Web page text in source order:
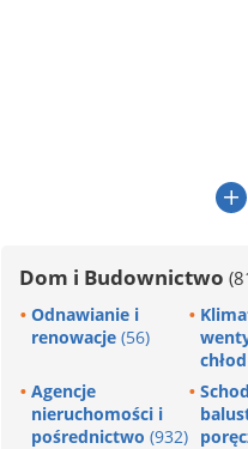
Dom i Budownictwo
Odnawianie i
renowacje (56)
Agencje
nieruchomości i
pośrednictwo (932)